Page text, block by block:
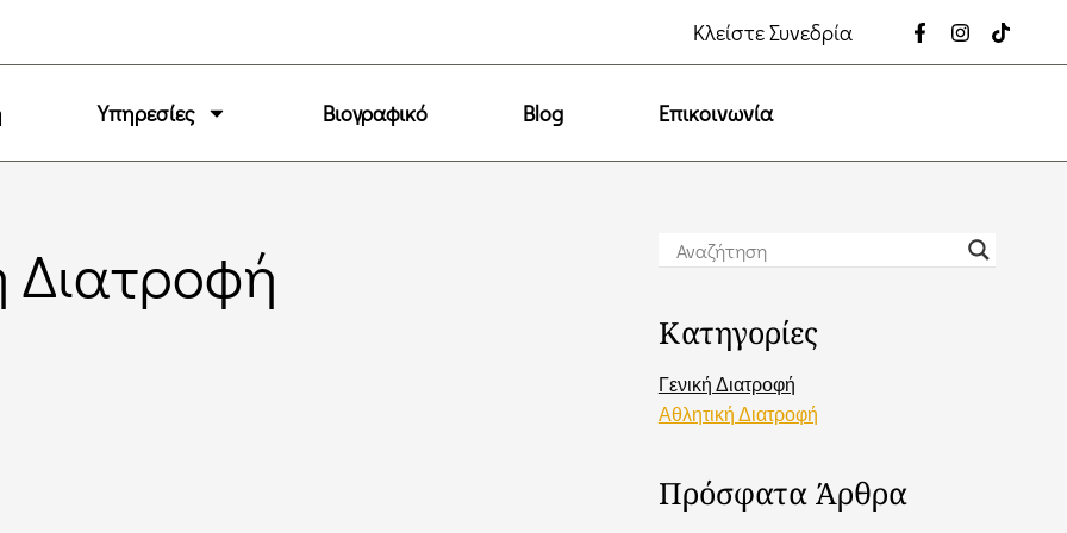
Κλείστε Συνεδρία Facebook-
f
Instagram
Tiktok
Υπηρεσίες Βιογραφικό Blog Επικοινωνία
Διατροφή
Κατηγορίες
Γενική Διατροφή
Αθλητική Διατροφή
Πρόσφατα Άρθρα